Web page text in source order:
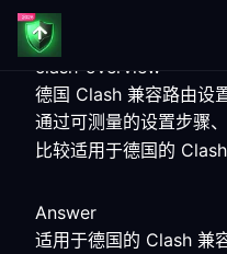
clash-overview
德国 Clash 兼容路由设
通过可测量的设置步骤
比较适用于德国的 Clash
Answer
适用于德国的 Clash 兼